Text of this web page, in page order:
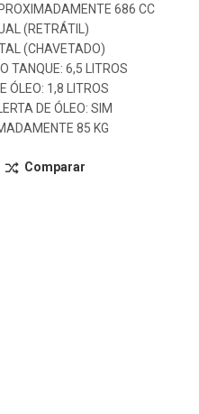
686 CC
(RETRÁTIL)
(CHAVETADO)
TANQUE: 6,5 LITROS
ÓLEO: 1,8 LITROS
DE ÓLEO: SIM
85 KG
Comparar